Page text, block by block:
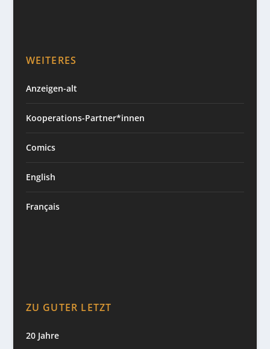
WEITERES
Anzeigen-alt
Kooperations-Partner*innen
Comics
English
Français
ZU GUTER LETZT
20 Jahre